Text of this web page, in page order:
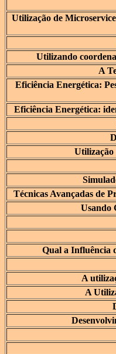
Utilização de
Utilizando
A
Eficiência Energética:
Eficiência Energética:
Técnicas Avançadas de
Usando
Qual a Influência
A
A